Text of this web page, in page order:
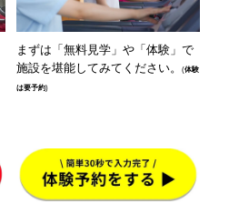
まずは「無料見学」や「体験」で
施設を堪能してみてください。
(体験
は要予約)